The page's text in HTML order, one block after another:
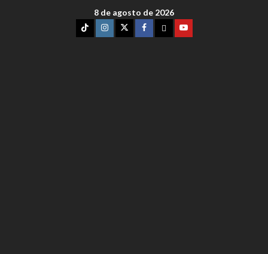
8 de agosto de 2026